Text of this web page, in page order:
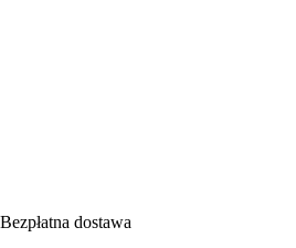
Bezpłatna dostawa